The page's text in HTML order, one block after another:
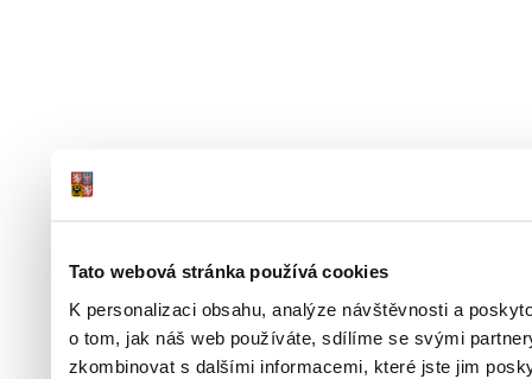
Tato webová stránka používá cookies
K personalizaci obsahu, analýze návštěvnosti a
o tom, jak náš web používáte, sdílíme se svými
zkombinovat s dalšími informacemi, které jste jim